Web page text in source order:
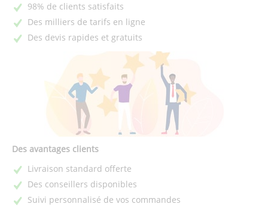
98% de clients satisfaits
Des milliers de tarifs en ligne
Des devis rapides et gratuits
Des avantages clients
Livraison standard offerte
Des conseillers disponibles
Suivi personnalisé de vos commandes